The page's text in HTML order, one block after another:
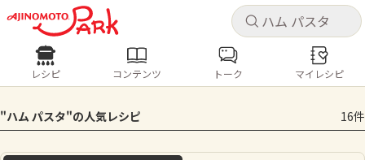
キャ
ログインするとレシピを保存できます
ログイン
キャ
レシピ コンテンツ
人気の食材・レシピ
レシピ コンテンツ トーク マイレシピ
"ハム パスタ"の人気レシピ 16件